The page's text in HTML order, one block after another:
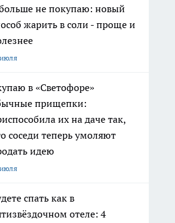
не покупаю: новый
жарить в соли - проще и
в «Светофоре»
прищепки:
их на даче так,
соседи теперь умоляют
идею
спать как в
отеле: 4